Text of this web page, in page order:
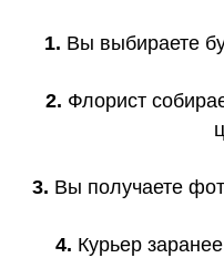
1. Вы выбираете
2. Флорист
3. Вы получаете
4. Курьер